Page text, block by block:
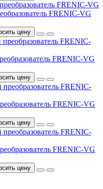
FRENIC-VG
цену
FRENIC-VG
цену
FRENIC-VG
цену
FRENIC-VG
цену